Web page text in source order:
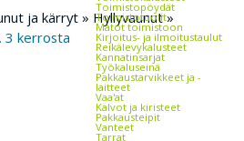
Toimistopöydät
Toimistotuolit
Matot toimistoon
Kirjoitus- ja ilmoitustaulut
Reikälevykalusteet
Kannatinsarjat
Työkaluseinä
Pakkaustarvikkeet ja -
laitteet
Vaa'at
Kalvot ja kiristeet
Pakkausteipit
Vanteet
Tarrat
ja kärryt » Hyllyvaunut»
3 kerrosta